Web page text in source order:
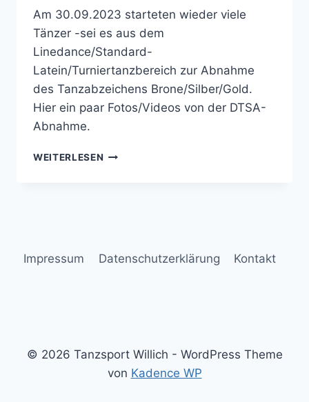
Am 30.09.2023 starteten wieder viele
Tänzer -sei es aus dem
Linedance/Standard-
Latein/Turniertanzbereich zur Abnahme
des Tanzabzeichens Brone/Silber/Gold.
Hier ein paar Fotos/Videos von der DTSA-
Abnahme.
WEITERLESEN TANZSPORTABZEICHEN
Impressum Datenschutzerklärung Kontakt
© 2026 Tanzsport Willich - WordPress Theme
von Kadence WP